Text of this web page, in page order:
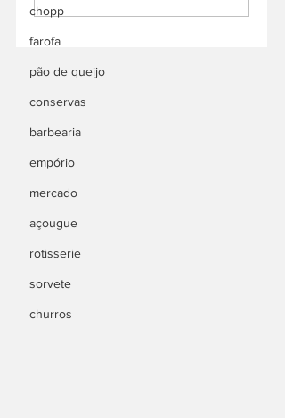
chopp
farofa
pão de queijo
conservas
barbearia
empório
mercado
açougue
rotisserie
sorvete
churros